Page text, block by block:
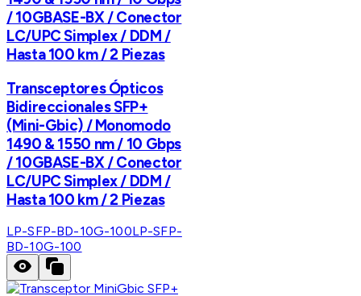
/ 10GBASE-BX / Conector
LC/UPC Simplex / DDM /
Hasta 100 km / 2 Piezas
Transceptores Ópticos
Bidireccionales SFP+
(Mini-Gbic) / Monomodo
1490 & 1550 nm / 10 Gbps
/ 10GBASE-BX / Conector
LC/UPC Simplex / DDM /
Hasta 100 km / 2 Piezas
LP-SFP-BD-10G-100LP-SFP-
BD-10G-100